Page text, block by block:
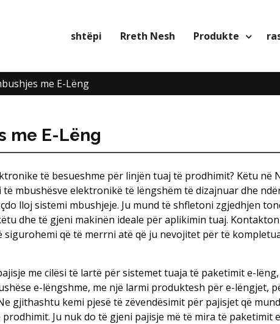
shtëpi Rreth Nesh Produkte
me E-Lëng
me E-Lëng
të besueshme për linjën tuaj të prodhimit? Këtu në
mbushësve elektronikë të lëngshëm të dizajnuar dhe
lloj sistemi mbushjeje. Ju mund të shfletoni zgjedhjen
dhe të gjeni makinën ideale për aplikimin tuaj.
sigurohemi që të merrni atë që ju nevojitet për të
me cilësi të lartë për sistemet tuaja të paketimit e-
e-lëngshme, me një larmi produktesh për e-lëngjet,
gjithashtu kemi pjesë të zëvendësimit për pajisjet që
Ju nuk do të gjeni pajisje më të mira të paketimit